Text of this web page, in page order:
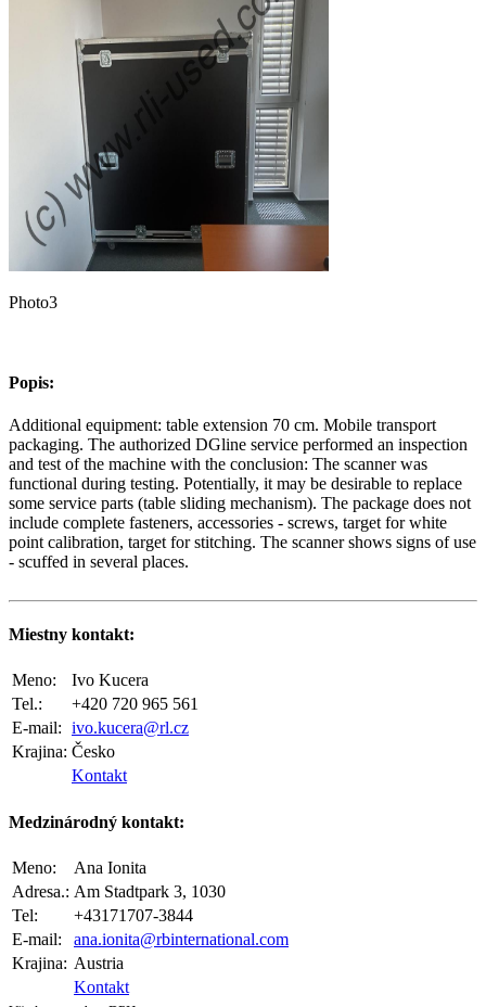
Photo3
Popis:
Additional equipment: table extension 70 cm. Mobile transport
packaging. The authorized DGline service performed an inspection
and test of the machine with the conclusion: The scanner was
functional during testing. Potentially, it may be desirable to replace
some service parts (table sliding mechanism). The package does not
include complete fasteners, accessories - screws, target for white
point calibration, target for stitching. The scanner shows signs of use
- scuffed in several places.
Miestny kontakt:
Meno:
Ivo Kucera
Tel.:
+420 720 965 561
E-mail: ivo.kucera@rl.cz
Krajina: Česko
Kontakt
Medzinárodný kontakt:
Meno:
Ana Ionita
Adresa.: Am Stadtpark 3, 1030
Tel:
+43171707-3844
E-mail:
ana.ionita@rbinternational.com
Krajina: Austria
Kontakt